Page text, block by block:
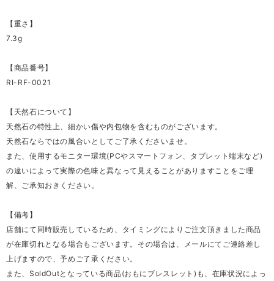
【重さ】
7.3g
【商品番号】
RI-RF-0021
【天然石について】
天然石の特性上、細かい傷や内包物を含むものがございます。
天然石ならではの風合いとしてご了承くださいませ。
また、使用するモニター環境(PCやスマートフォン、タブレット端末など)
の違いによって実際の色味と異なって見えることがありますことをご理
解、ご承知おきください。
【備考】
店舗にて同時販売しているため、タイミングによりご注文頂きました商品
が在庫切れとなる場合もございます。その場合は、メールにてご連絡差し
上げますので、予めご了承ください。
また、SoldOutとなっている商品(おもにブレスレット)も、在庫状況によっ